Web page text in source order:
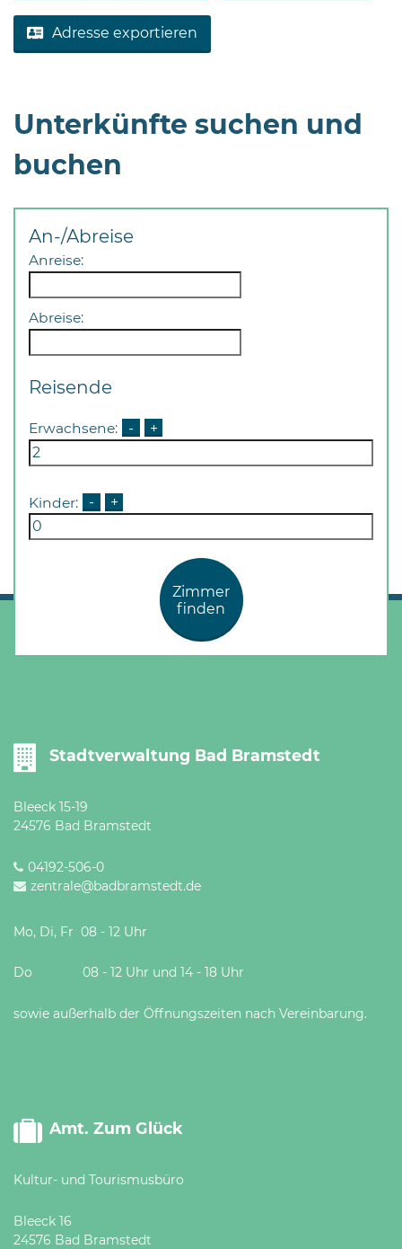
Uhr
und
sowie
außerhalb
Öffnungszeiten
nach
Vereinbarung.
Adresse exportieren
Unterkünfte suchen und
buchen
An-/Abreise
Anreise:
Abreise:
Reisende
Erwachsene: - +
Kinder: - +
Zimmer
finden
Stadtverwaltung Bad Bramstedt
Bleeck 15-19
24576 Bad Bramstedt
04192-506-0
zentrale@badbramstedt.de
Mo, Di, Fr 08 - 12 Uhr
Do 08 - 12 Uhr und 14 - 18 Uhr
sowie außerhalb der Öffnungszeiten nach Vereinbarung.
Amt. Zum Glück
Kultur- und Tourismusbüro
Bleeck 16
24576 Bad Bramstedt